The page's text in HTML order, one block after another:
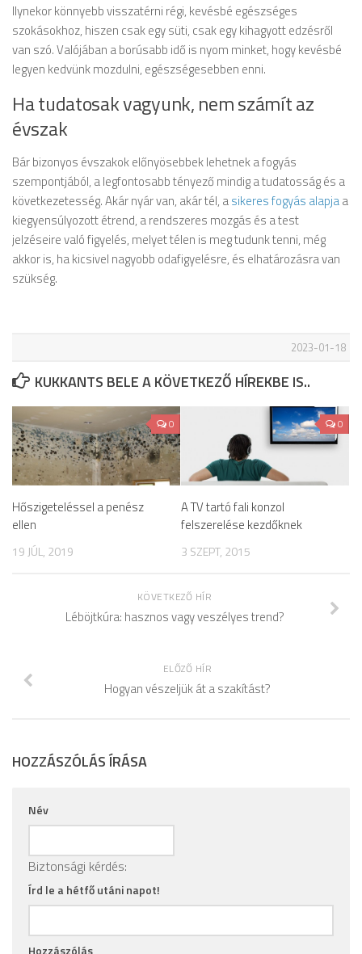
Ilynekor könnyebb visszatérni régi, kevésbé egészséges
szokásokhoz, hiszen csak egy süti, csak egy kihagyott edzésről
van szó. Valójában a borúsabb idő is nyom minket, hogy kevésbé
legyen kedvünk mozdulni, egészségesebben enni.
Ha tudatosak vagyunk, nem számít az
évszak
Bár bizonyos évszakok előnyösebbek lehetnek a fogyás
szempontjából, a legfontosabb tényező mindig a tudatosság és a
következetesség. Akár nyár van, akár tél, asikeres fogyás alapjaa
kiegyensúlyozott étrend, a rendszeres mozgás és a test
jelzéseire való figyelés, melyet télen is meg tudunk tenni, még
akkor is, ha kicsivel nagyobb odafigyelésre, és elhatározásra van
szükség.
2023-01-18
KUKKANTS BELE A KÖVETKEZŐ HÍREKBE IS..
0
Hőszigeteléssel a penész
ellen
19 JÚL, 2019
0
A TV tartó fali konzol
felszerelése kezdőknek
3 SZEPT, 2015
KÖVETKEZŐ HÍR
Léböjtkúra: hasznos vagy veszélyes trend?
ELŐZŐ HÍR
Hogyan vészeljük át a szakítást?
HOZZÁSZÓLÁS ÍRÁSA
Név
Biztonsági kérdés:
Írd le a hétfő utáni napot!
Hozzászólás